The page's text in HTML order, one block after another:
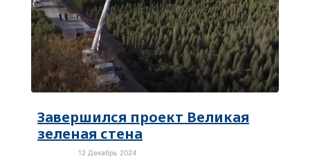
Завершился проект Великая
зеленая стена
12 Декабрь 2024